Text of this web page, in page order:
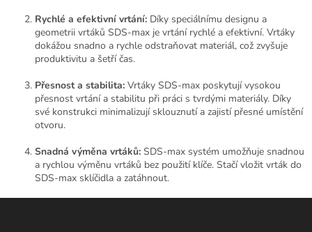
Rychlé a efektivní vrtání: Díky speciálnímu designu a
geometrii vrtáků SDS-max je vrtání rychlé a efektivní. Vrtáky
dokážou snadno a rychle odstraňovat materiál, což zvyšuje
produktivitu a šetří čas.
Přesnost a stabilita: Vrtáky SDS-max poskytují vysokou
přesnost vrtání a stabilitu při práci s tvrdými materiály. Díky
své konstrukci minimalizují sklouznutí a zajistí přesné umístění
otvoru.
Snadná výměna vrtáků: SDS-max systém umožňuje snadnou
a rychlou výměnu vrtáků bez použití klíče. Stačí vložit vrták do
SDS-max sklíčidla a zatáhnout.
Z